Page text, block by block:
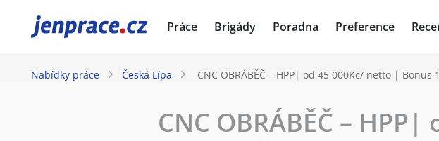
JenPráce.cz Práce Brigády Poradna Preference
Nabídky práce Česká Lípa CNC OBRÁBĚČ – HPP| od 45 000Kč/ netto | Bonus
CNC OBRÁBĚČ –